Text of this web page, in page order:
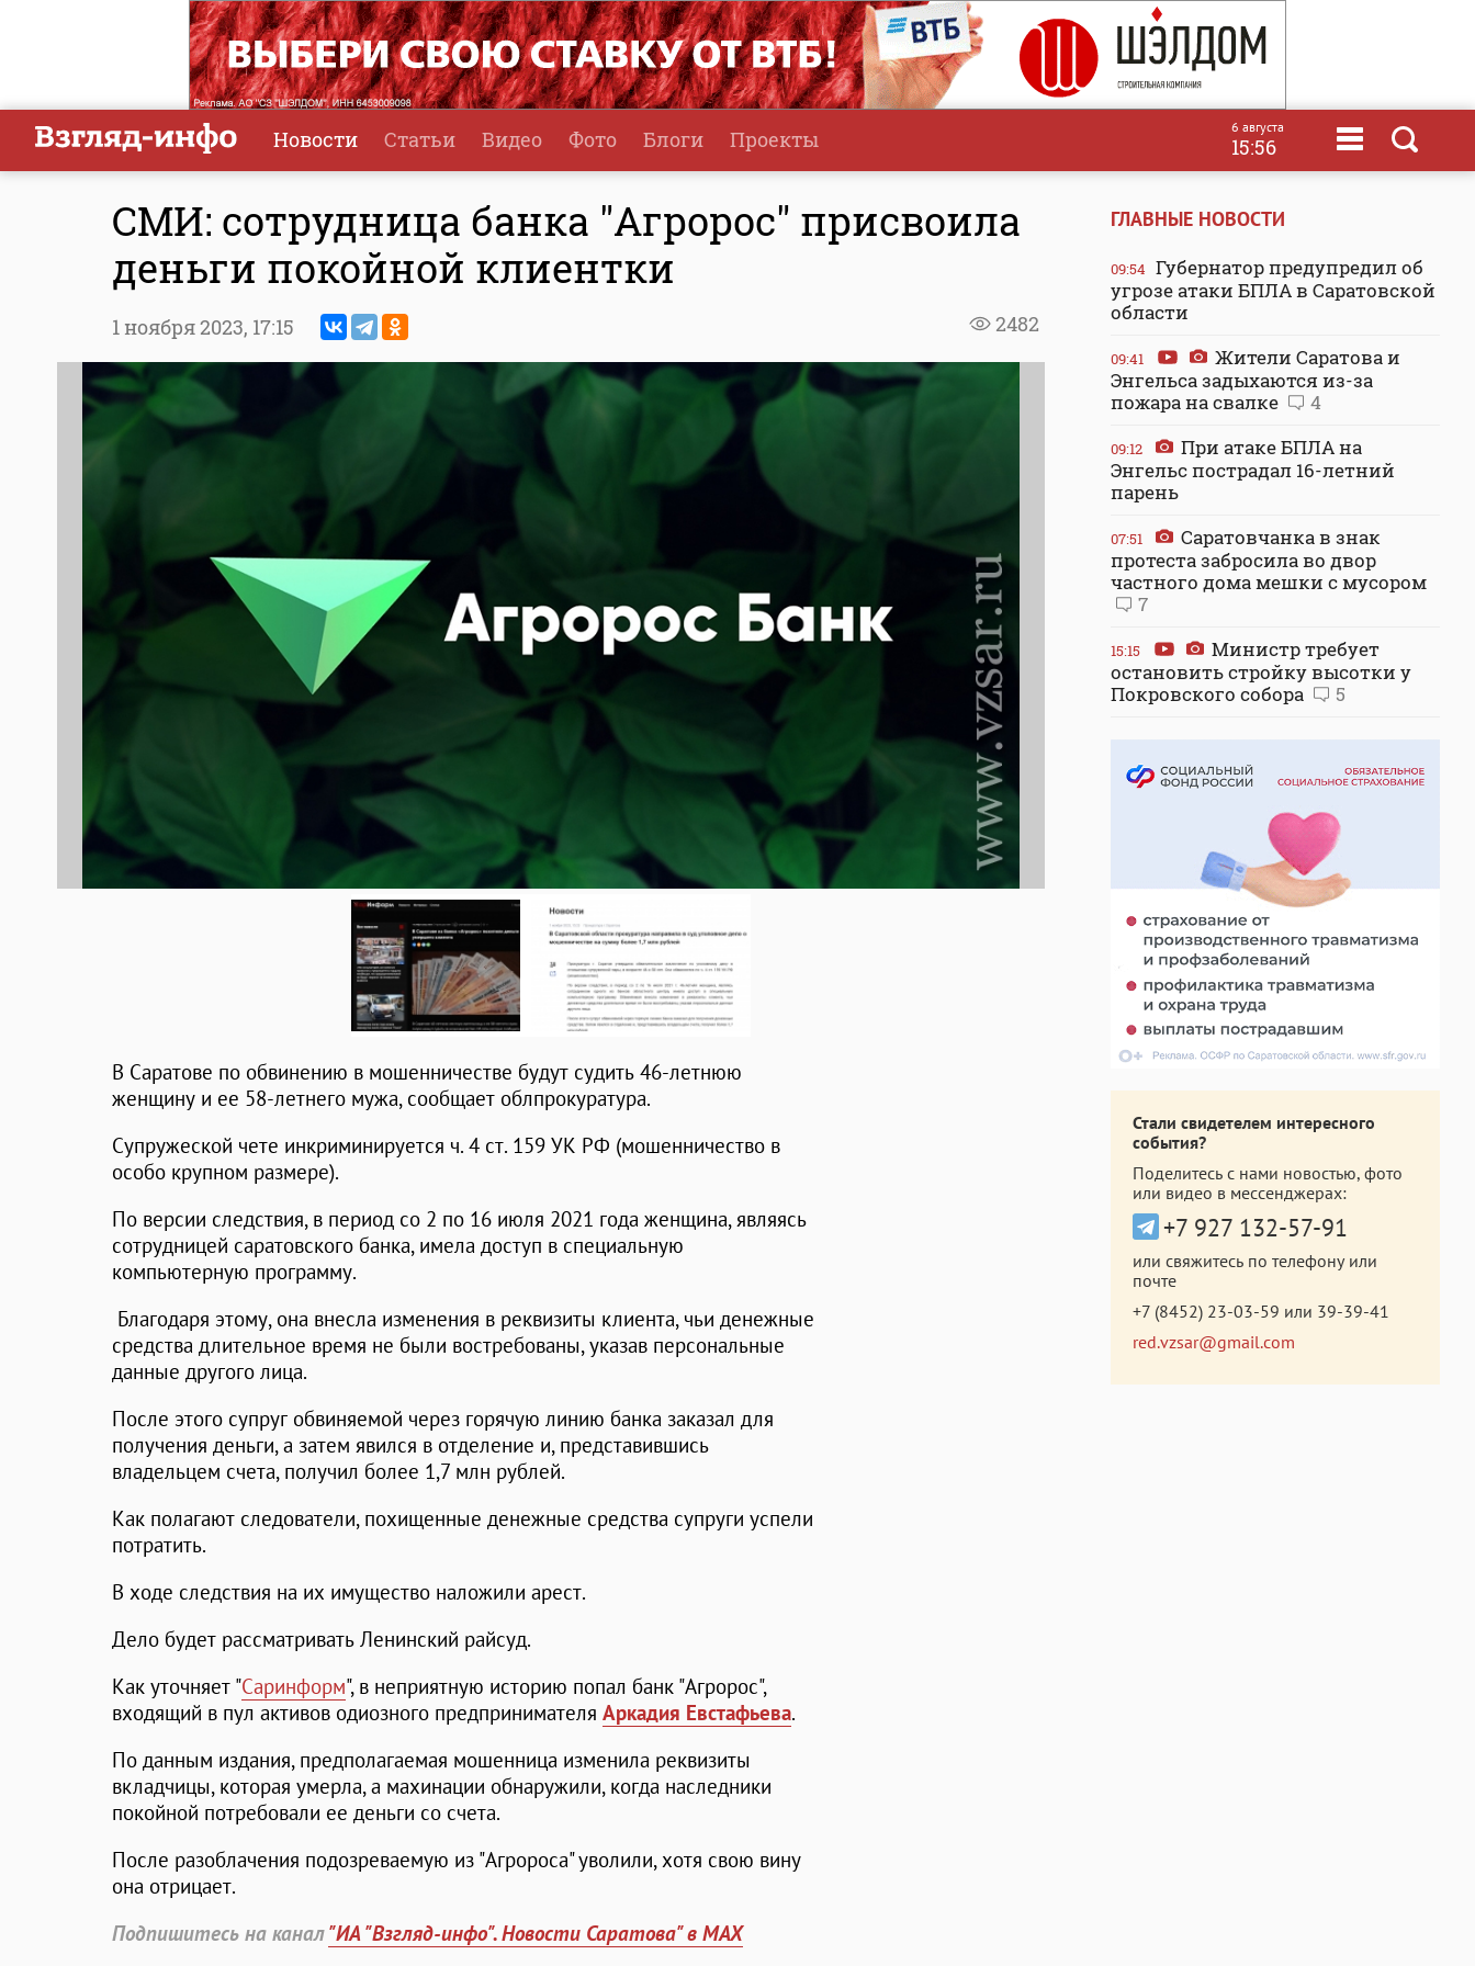
Новости Статьи Видео Фото Блоги Проекты 6 августа
15:56
СМИ: сотрудница банка "Агророс" присвоила
деньги покойной клиентки
2482
1 ноября 2023, 17:15
В Саратове по обвинению в мошенничестве будут судить 46-летнюю
женщину и ее 58-летнего мужа, сообщает облпрокуратура.
Супружеской чете инкриминируется ч. 4 ст. 159 УК РФ (мошенничество в
особо крупном размере).
По версии следствия, в период со 2 по 16 июля 2021 года женщина, являясь
сотрудницей саратовского банка, имела доступ в специальную
компьютерную программу.
Благодаря этому, она внесла изменения в реквизиты клиента, чьи денежные
средства длительное время не были востребованы, указав персональные
данные другого лица.
После этого супруг обвиняемой через горячую линию банка заказал для
получения деньги, а затем явился в отделение и, представившись
владельцем счета, получил более 1,7 млн рублей.
Как полагают следователи, похищенные денежные средства супруги успели
потратить.
В ходе следствия на их имущество наложили арест.
Дело будет рассматривать Ленинский райсуд.
Как уточняет "Саринформ", в неприятную историю попал банк "Агророс",
входящий в пул активов одиозного предпринимателя Аркадия Евстафьева.
По данным издания, предполагаемая мошенница изменила реквизиты
вкладчицы, которая умерла, а махинации обнаружили, когда наследники
покойной потребовали ее деньги со счета.
После разоблачения подозреваемую из "Агророса" уволили, хотя свою вину
она отрицает.
Подпишитесь на канал"ИА "Взгляд-инфо". Новости Саратова" в MAX
ГЛАВНЫЕ НОВОСТИ
09:54 Губернатор предупредил об
угрозе атаки БПЛА в Саратовской
области
09:41
Жители Саратова и
Энгельса задыхаются из-за
пожара на свалке
4
09:12
При атаке БПЛА на
Энгельс пострадал 16-летний
парень
07:51
Саратовчанка в знак
протеста забросила во двор
частного дома мешки с мусором
7
15:15
Министр требует
остановить стройку высотки у
Покровского собора
5
Стали свидетелем интересного
события?
Поделитесь с нами новостью, фото
или видео в мессенджерах:
+7 927 132-57-91
или свяжитесь по телефону или
почте
+7 (8452) 23-03-59 или 39-39-41
red.vzsar@gmail.com